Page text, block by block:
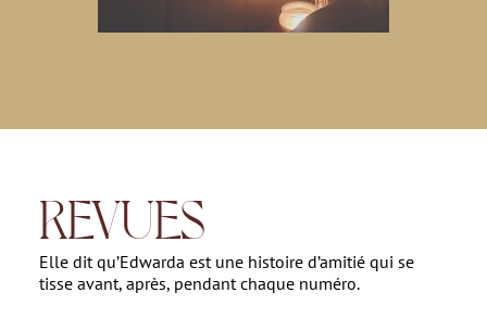
REVUES
Elle dit qu’Edwarda est une histoire d’amitié qui se
tisse avant, après, pendant chaque numéro.